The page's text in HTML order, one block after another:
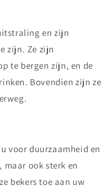
en zijn
zijn. Ze zijn
te bergen zijn, en de
Bovendien zijn ze
voor duurzaamheid en
ook sterk en
bekers toe aan uw